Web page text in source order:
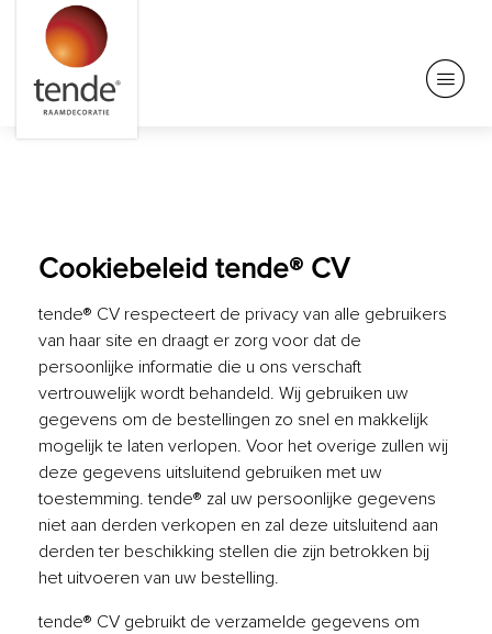
Cookiebeleid tende® CV
tende® CV respecteert de privacy van alle gebruikers
van haar site en draagt er zorg voor dat de
persoonlijke informatie die u ons verschaft
vertrouwelijk wordt behandeld. Wij gebruiken uw
gegevens om de bestellingen zo snel en makkelijk
mogelijk te laten verlopen. Voor het overige zullen wij
deze gegevens uitsluitend gebruiken met uw
toestemming. tende® zal uw persoonlijke gegevens
niet aan derden verkopen en zal deze uitsluitend aan
derden ter beschikking stellen die zijn betrokken bij
het uitvoeren van uw bestelling.
tende® CV gebruikt de verzamelde gegevens om